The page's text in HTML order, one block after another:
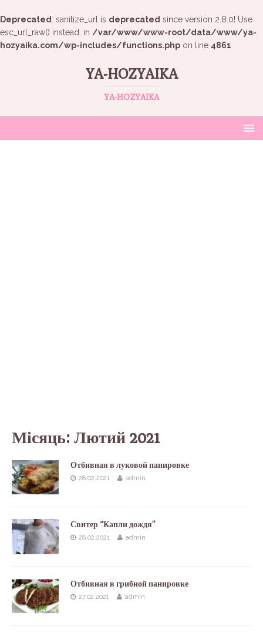
Deprecated : sanitize_url is deprecated since version 2.8.0! Use
esc_url_raw() instead. in /var/www/www-root/data/www/ya-
hozyaika.com/wp-includes/functions.php on line 4861
YA-HOZYAIKA
YA-HOZYAIKA
Місяць: Лютий 2021
Отбивная в луковой панировке
28.02.2021 admin
Свитер “Капли дождя”
28.02.2021 admin
Отбивная в грибной панировке
27.02.2021 admin